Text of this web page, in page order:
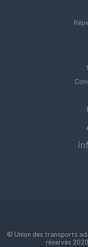
© Union des transports
réservés